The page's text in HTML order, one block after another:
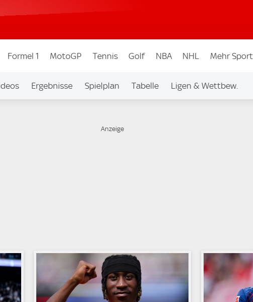
Formel 1 MotoGP Tennis Golf NBA NHL Mehr Sport
Ergebnisse Spielplan Tabelle Ligen & Wettbew.